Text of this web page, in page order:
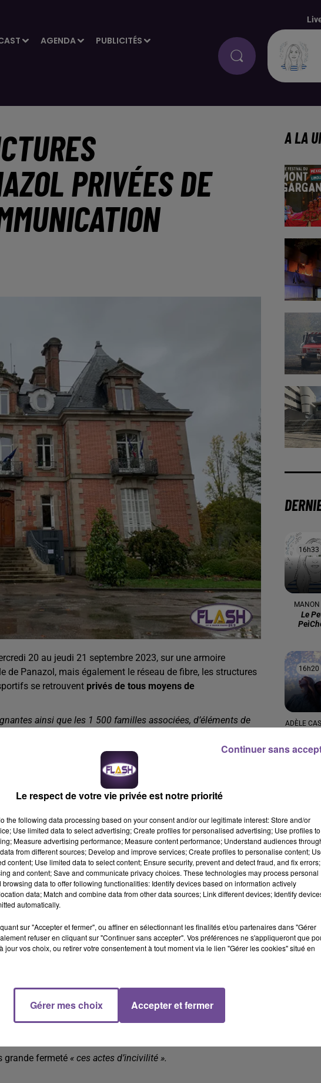
AGENDA PUBLICITÉS
PRIVÉES DE
20 au jeudi 21 septembre 2023, sur une armoire
Panazol, mais également le réseau de fibre, les structures
se retrouvent privés de tous moyens de
ainsi que les 1 500 familles associées, d’éléments de
des enfants accueillis et le bon fonctionnement des
des réparations est colossal. Les images de vidéo-
d'ADN. Des opérations très ciblées seront menées dans le
grande fermeté « ces actes d’incivilité ».
A LA
16h33
16h33
Le
16h20
16h20
ADÈLE
de
Le respect de votre vie privée est notre priorité
the following data processing based on your consent and/or our legitimate interest: Store and/or
Use limited data to select advertising; Create profiles for personalised advertising; Use profiles to
Measure advertising performance; Measure content performance; Understand audiences
from different sources; Develop and improve services; Create profiles to personalise content;
content; Use limited data to select content; Ensure security, prevent and detect fraud, and fix errors;
and content; Save and communicate privacy choices. These technologies may process personal
data to offer following functionalities: Identify devices based on information actively
data; Match and combine data from other data sources; Link different devices; Identify
automatically.
sur "Accepter et fermer", ou affiner en sélectionnant les finalités et/ou partenaires dans "Gérer
refuser en cliquant sur "Continuer sans accepter". Vos préférences ne s'appliqueront que
jour vos choix, ou retirer votre consentement à tout moment via le lien "Gérer les cookies" situé en
Gérer mes choix Accepter et fermer
Continuer sans